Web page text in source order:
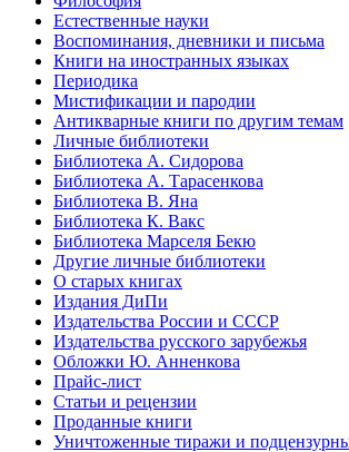
Естественные науки
Воспоминания, дневники и письма
Книги на иностранных языках
Периодика
Мистификации и пародии
Антикварные книги по другим темам
Личные библиотеки
Библиотека А. Сидорова
Библиотека А. Тарасенкова
Библиотека В. Яна
Библиотека К. Вакс
Библиотека Марселя Бекю
Другие личные библиотеки
О старых книгах
Издания ДиПи
Издательства России и СССР
Издательства русского зарубежья
Обложки Ю. Анненкова
Прайс-лист
Статьи и рецензии
Проданные книги
Уничтоженные тиражи и